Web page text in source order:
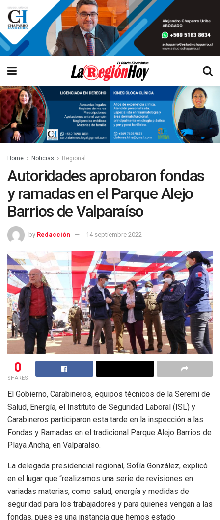
Home Noticias Regional
Autoridades aprobaron fondas
y ramadas en el Parque Alejo
Barrios de Valparaíso
by Redacción 14 septiembre 2022
0
SHARES
El Gobierno, Carabineros, equipos técnicos de la Seremi de
Salud, Energía, el Instituto de Seguridad Laboral (ISL) y
Carabineros participaron esta tarde en la inspección a las
Fondas y Ramadas en el tradicional Parque Alejo Barrios de
Playa Ancha, en Valparaíso.
La delegada presidencial regional, Sofía González, explicó
en el lugar que “realizamos una serie de revisiones en
variadas materias, como salud, energía y medidas de
seguridad para los trabajadores y para quienes vengan a las
fondas, pues es una instancia que hemos estado